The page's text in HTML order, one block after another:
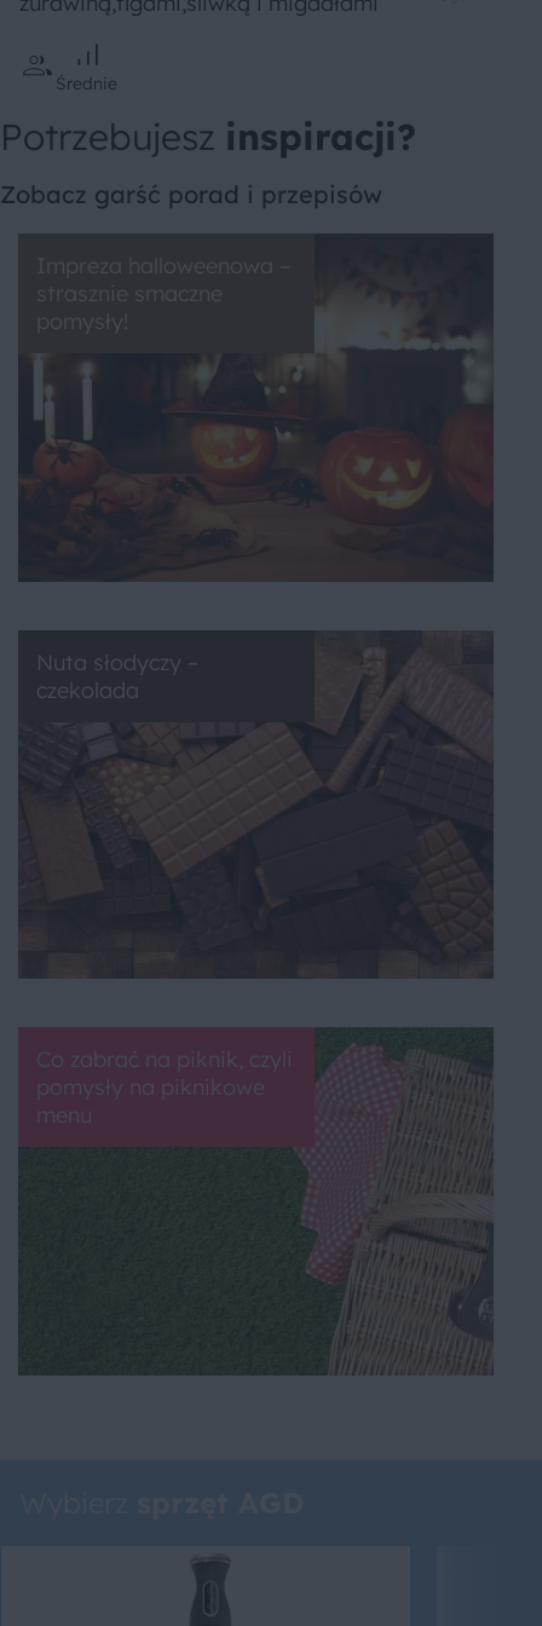
Średnie
Potrzebujesz inspiracji?
Zobacz garść porad i przepisów
Impreza halloweenowa –
strasznie smaczne
pomysły!
Nuta słodyczy –
czekolada
Co zabrać na piknik, czyli
pomysły na piknikowe
menu